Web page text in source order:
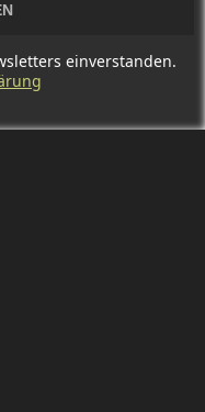
einverstanden.